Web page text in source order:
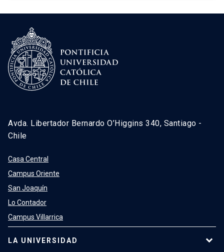
Avda. Libertador Bernardo O’Higgins 340, Santiago -
Chile
Casa Central
Campus Oriente
San Joaquín
Lo Contador
Campus Villarrica
LA UNIVERSIDAD